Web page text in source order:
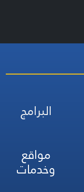
البرامج
مواقع
وخدمات